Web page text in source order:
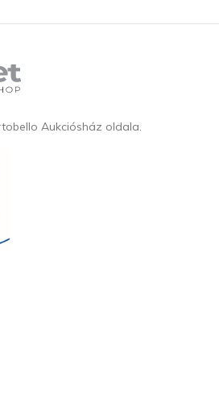
Aukciósház oldala.